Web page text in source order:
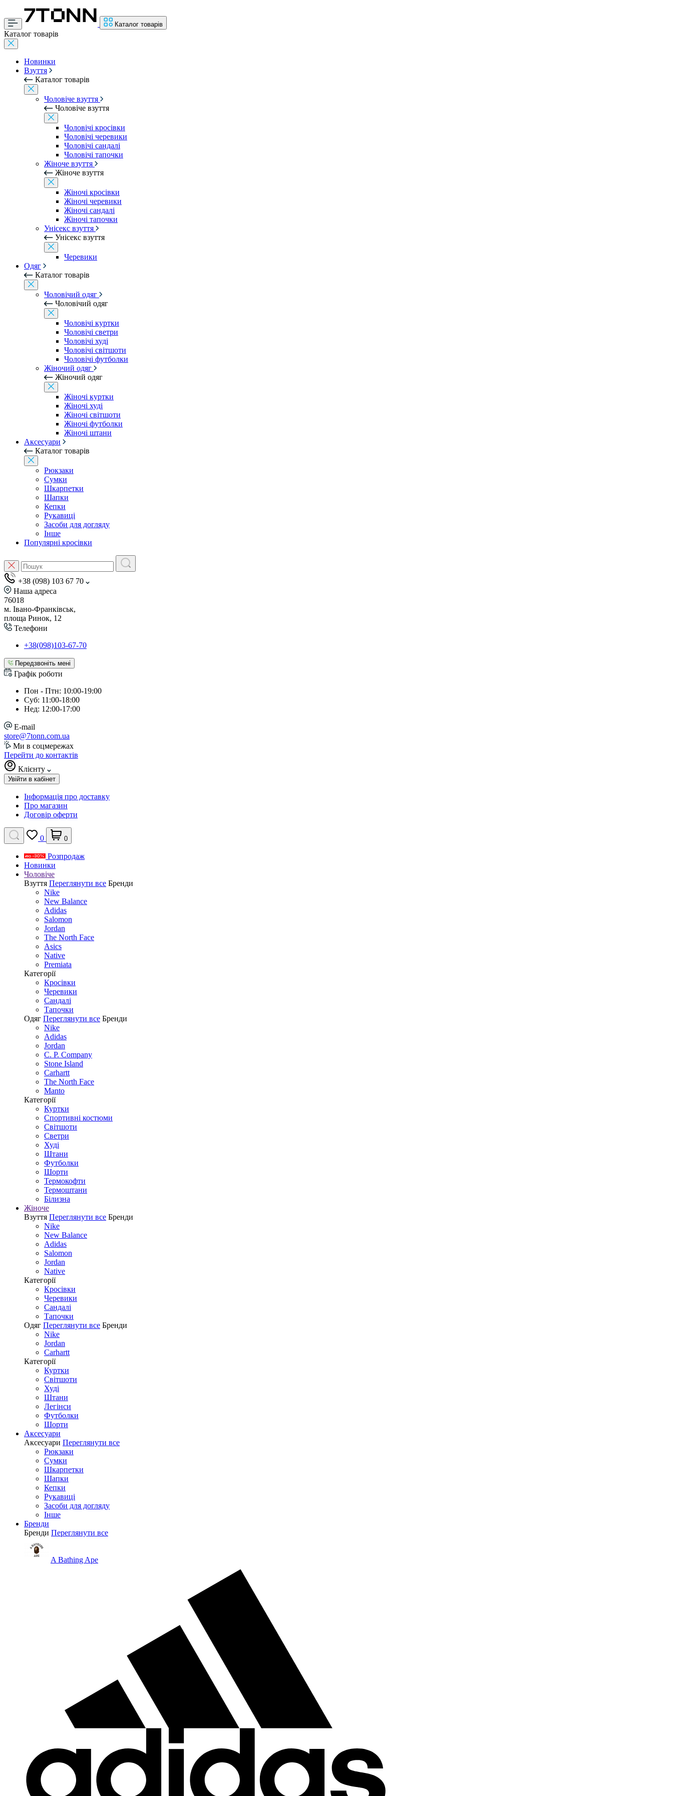
Каталог товарів
Каталог товарів
Новинки
Взуття
Каталог товарів
Чоловіче взуття
Чоловіче взуття
Чоловічі кросівки
Чоловічі черевики
Чоловічі сандалі
Чоловічі тапочки
Жіноче взуття
Жіноче взуття
Жіночі кросівки
Жіночі черевики
Жіночі сандалі
Жіночі тапочки
Унісекс взуття
Унісекс взуття
Черевики
Одяг
Каталог товарів
Чоловічий одяг
Чоловічий одяг
Чоловічі куртки
Чоловічі светри
Чоловічі худі
Чоловічі світшоти
Чоловічі футболки
Жіночий одяг
Жіночий одяг
Жіночі куртки
Жіночі худі
Жіночі світшоти
Жіночі футболки
Жіночі штани
Аксесуари
Каталог товарів
Рюкзаки
Сумки
Шкарпетки
Шапки
Кепки
Рукавиці
Засоби для догляду
Інше
Популярні кросівки
+38 (098) 103 67 70
Наша адреса
76018
м. Івано-Франківськ,
площа Ринок, 12
Телефони
+38(098)103-67-70
Передзвоніть мені
Графік роботи
Пон - Птн: 10:00-19:00
Суб: 11:00-18:00
Нед: 12:00-17:00
E-mail
store@7tonn.com.ua
Ми в соцмережах
Перейти до контактів
Клієнту
Увійти в кабінет
Інформація про доставку
Про магазин
Договір оферти
0 0
Розпродаж
Новинки
Чоловіче
Взуття Переглянути все Бренди
Nike
New Balance
Adidas
Salomon
Jordan
The North Face
Asics
Native
Premiata
Категорії
Кросівки
Черевики
Сандалі
Tапочки
Одяг Переглянути все Бренди
Nike
Adidas
Jordan
C. P. Company
Stone Island
Carhartt
The North Face
Manto
Категорії
Куртки
Спортивні костюми
Світшоти
Светри
Худі
Штани
Футболки
Шорти
Термокофти
Термоштани
Білизна
Жіноче
Взуття Переглянути все Бренди
Nike
New Balance
Adidas
Salomon
Jordan
Native
Категорії
Кросівки
Черевики
Сандалі
Tапочки
Одяг Переглянути все Бренди
Nike
Jordan
Carhartt
Категорії
Куртки
Світшоти
Худі
Штани
Легінси
Футболки
Шорти
Аксесуари
Аксесуари Переглянути все
Рюкзаки
Сумки
Шкарпетки
Шапки
Кепки
Рукавиці
Засоби для догляду
Інше
Бренди
Бренди Переглянути все
A Bathing Ape